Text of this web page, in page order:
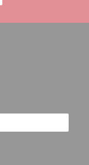
finestra))